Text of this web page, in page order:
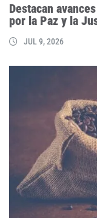
Destacan
por la Paz y la
JUL 9, 2026